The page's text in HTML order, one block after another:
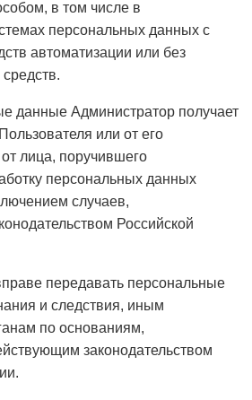
в том числе в
персональных данных с
автоматизации или без
данные Администратор получает
или от его
лица, поручившего
персональных данных
случаев,
Российской
передавать персональные
и следствия, иным
по основаниям,
законодательством